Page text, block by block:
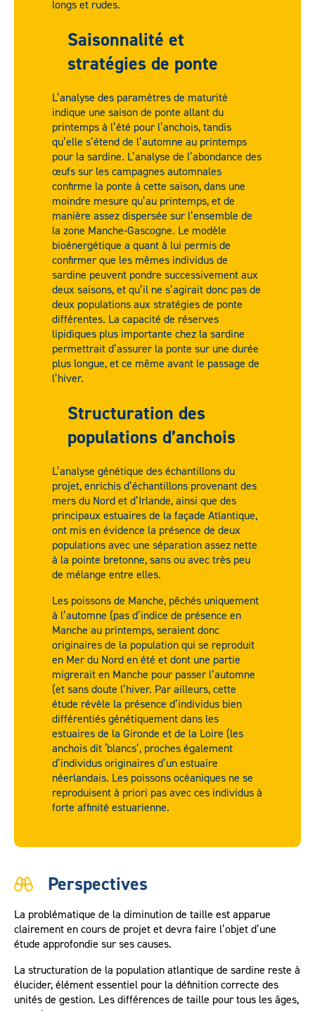
longs et rudes.
Saisonnalité et
stratégies de ponte
L’analyse des paramètres de maturité
indique une saison de ponte allant du
printemps à l’été pour l’anchois, tandis
qu’elle s’étend de l’automne au printemps
pour la sardine. L’analyse de l’abondance des
œufs sur les campagnes automnales
confirme la ponte à cette saison, dans une
moindre mesure qu’au printemps, et de
manière assez dispersée sur l’ensemble de
la zone Manche-Gascogne. Le modèle
bioénergétique a quant à lui permis de
confirmer que les mêmes individus de
sardine peuvent pondre successivement aux
deux saisons, et qu’il ne s’agirait donc pas de
deux populations aux stratégies de ponte
différentes. La capacité de réserves
lipidiques plus importante chez la sardine
permettrait d’assurer la ponte sur une durée
plus longue, et ce même avant le passage de
l’hiver.
Structuration des
populations d’anchois
L’analyse génétique des échantillons du
projet, enrichis d’échantillons provenant des
mers du Nord et d’Irlande, ainsi que des
principaux estuaires de la façade Atlantique,
ont mis en évidence la présence de deux
populations avec une séparation assez nette
à la pointe bretonne, sans ou avec très peu
de mélange entre elles.
Les poissons de Manche, pêchés uniquement
à l’automne (pas d’indice de présence en
Manche au printemps, seraient donc
originaires de la population qui se reproduit
en Mer du Nord en été et dont une partie
migrerait en Manche pour passer l’automne
(et sans doute l’hiver. Par ailleurs, cette
étude révèle la présence d’individus bien
différentiés génétiquement dans les
estuaires de la Gironde et de la Loire (les
anchois dit ‘blancs’, proches également
d’individus originaires d’un estuaire
néerlandais. Les poissons océaniques ne se
reproduisent à priori pas avec ces individus à
forte affinité estuarienne.
Perspectives
La problématique de la diminution de taille est apparue
clairement en cours de projet et devra faire l’objet d’une
étude approfondie sur ses causes.
La structuration de la population atlantique de sardine reste à
élucider, élément essentiel pour la définition correcte des
unités de gestion. Les différences de taille pour tous les âges,